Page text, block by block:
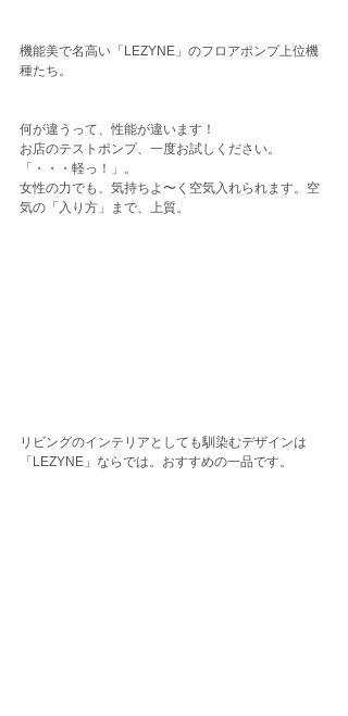
機能美で名高い「LEZYNE」のフロアポンプ上位機
種たち。
何が違うって、性能が違います！
お店のテストポンプ、一度お試しください。
「・・・軽っ！」。
女性の力でも、気持ちよ〜く空気入れられます。空
気の「入り方」まで、上質。
リビングのインテリアとしても馴染むデザインは
「LEZYNE」ならでは。おすすめの一品です。